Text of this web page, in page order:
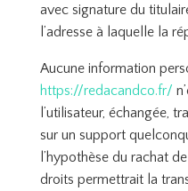
avec signature du
l’adresse à laquelle la
Aucune information
https://redacandco.fr/
l’utilisateur, échangée,
sur un support
l’hypothèse du rachat
droits permettrait la